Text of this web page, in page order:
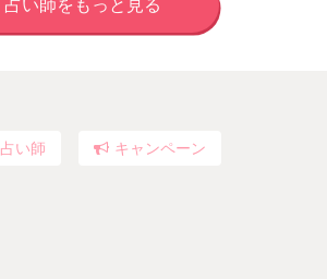
占い師をもっと見る
占い師 キャンペーン